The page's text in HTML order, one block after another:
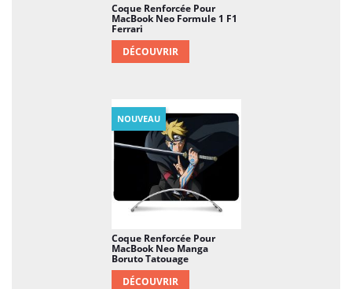
Coque Renforcée Pour
MacBook Neo Formule 1 F1
Ferrari
DÉCOUVRIR
Coque Renforcée Pour
MacBook Neo Manga
Boruto Tatouage
DÉCOUVRIR
NOUVEAU